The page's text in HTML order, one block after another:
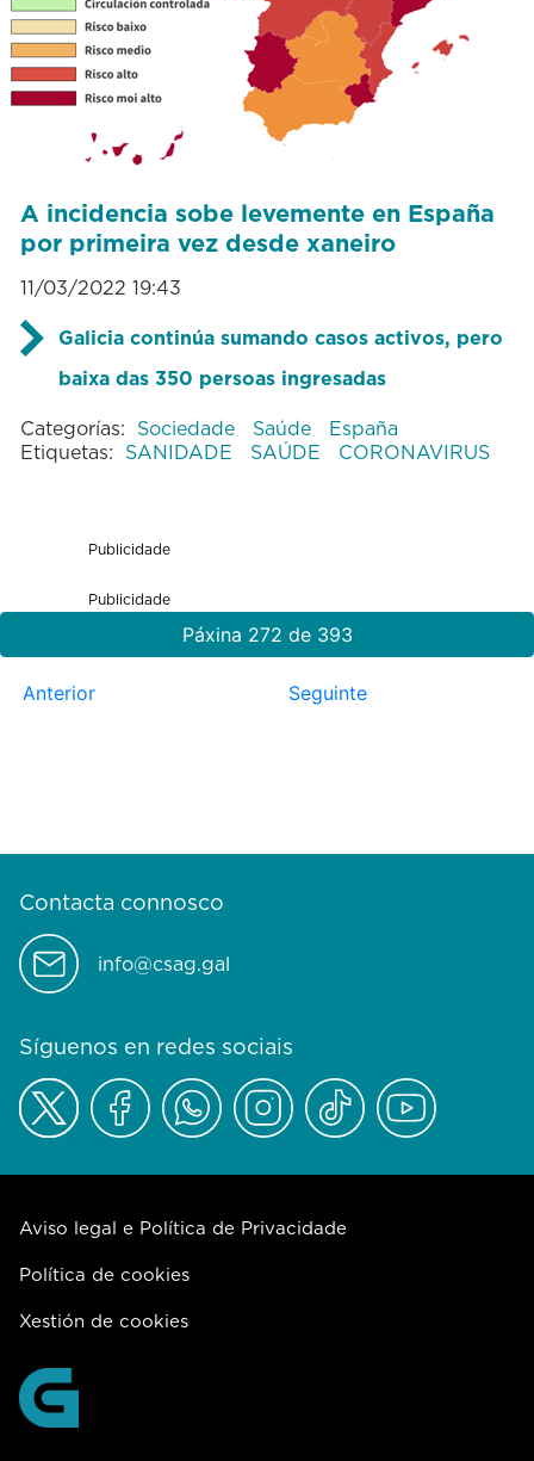
A incidencia sobe levemente en España
por primeira vez desde xaneiro
11/03/2022 19:43
Galicia continúa sumando casos activos, pero
baixa das 350 persoas ingresadas
Categorías: Sociedade Saúde
España
Etiquetas: SANIDADE SAÚDE CORONAVIRUS
Publicidade
Publicidade
Páxina 272 de 393
Anterior Seguinte
Contacta connosco
info@csag.gal
Síguenos en redes sociais
Aviso legal e Política de Privacidade
Política de cookies
Xestión de cookies